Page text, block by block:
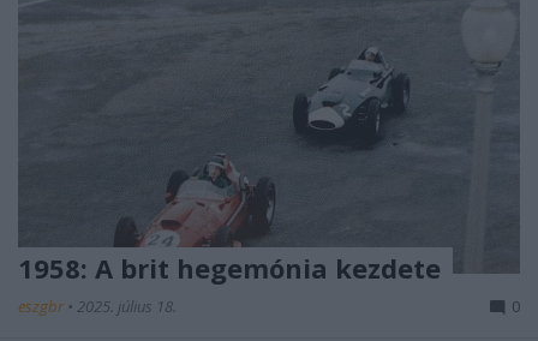
1958: A brit hegemónia kezdete
eszgbr • 2025. július 18. 0